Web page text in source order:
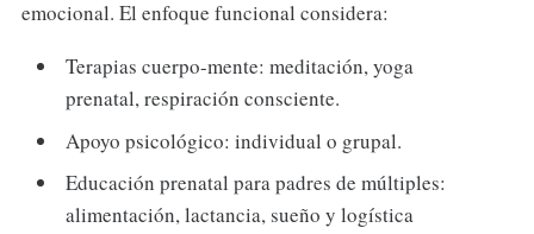
emocional. El enfoque funcional considera:
Terapias cuerpo-mente: meditación, yoga
prenatal, respiración consciente.
Apoyo psicológico: individual o grupal.
Educación prenatal para padres de múltiples:
alimentación, lactancia, sueño y logística